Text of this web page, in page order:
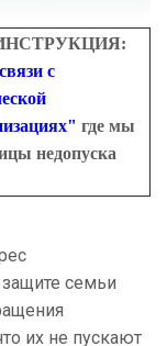
с
" где мы
недопуска
семьи
их не пускают